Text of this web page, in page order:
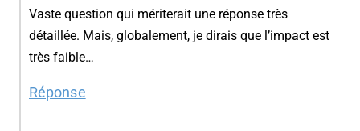
Vaste question qui mériterait une réponse très
détaillée. Mais, globalement, je dirais que l’impact est
très faible…
Réponse